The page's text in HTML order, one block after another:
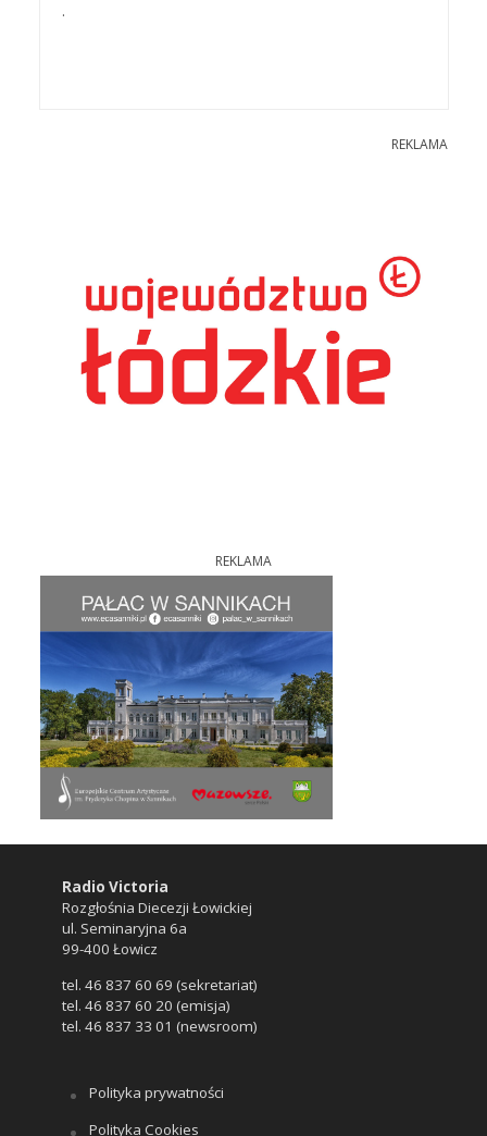
.
REKLAMA
REKLAMA
Radio Victoria
Rozgłośnia Diecezji Łowickiej
ul. Seminaryjna 6a
99-400 Łowicz
tel. 46 837 60 69 (sekretariat)
tel. 46 837 60 20 (emisja)
tel. 46 837 33 01 (newsroom)
Polityka prywatności
Polityka Cookies